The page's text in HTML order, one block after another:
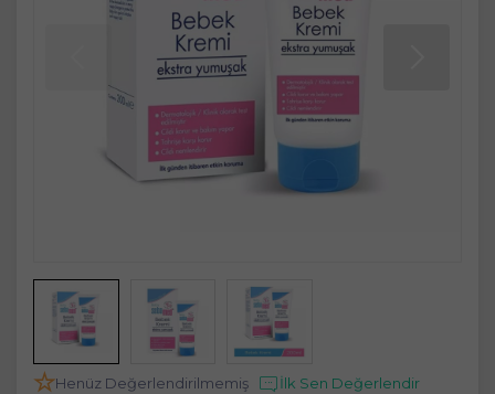
Henüz Değerlendirilmemiş İlk Sen Değerlendir